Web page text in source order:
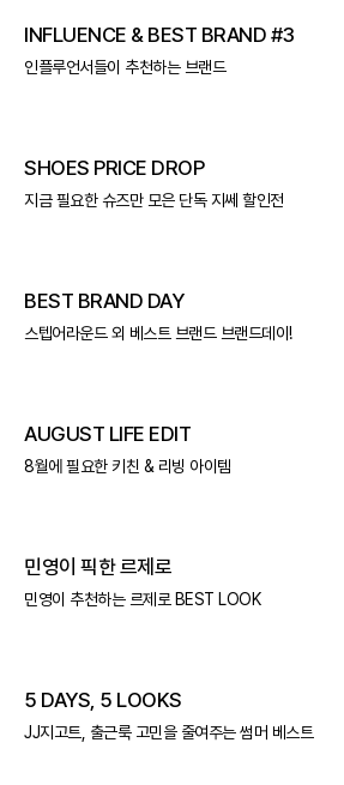
INFLUENCE & BEST BRAND #3
인플루언서들이 추천하는 브랜드
SHOES PRICE DROP
지금 필요한 슈즈만 모은 단독 지쎄 할인전
BEST BRAND DAY
스텝어라운드 외 베스트 브랜드 브랜드데이!
AUGUST LIFE EDIT
8월에 필요한 키친 & 리빙 아이템
민영이 픽한 르제로
민영이 추천하는 르제로 BEST LOOK
5 DAYS, 5 LOOKS
JJ지고트, 출근룩 고민을 줄여주는 썸머 베스트